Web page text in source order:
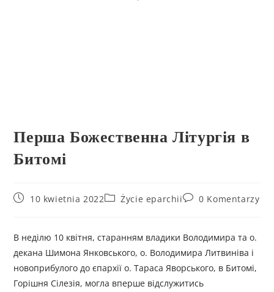
Перша Божественна Літургія в
Битомі
10 kwietnia 2022 Życie eparchii 0 Komentarzy
В неділю 10 квітня, старанням владики Володимира та о.
декана Шимона Янковського, о. Володимира Литвиніва і
новоприбулого до єпархії о. Тараса Яворського, в Битомі,
Горішня Сілезія, могла вперше відслужитись